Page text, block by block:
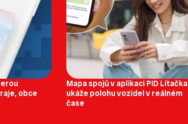
obce
Mapa spojů v aplikaci PID Lítačka
ukáže polohu vozidel v reálném
čase